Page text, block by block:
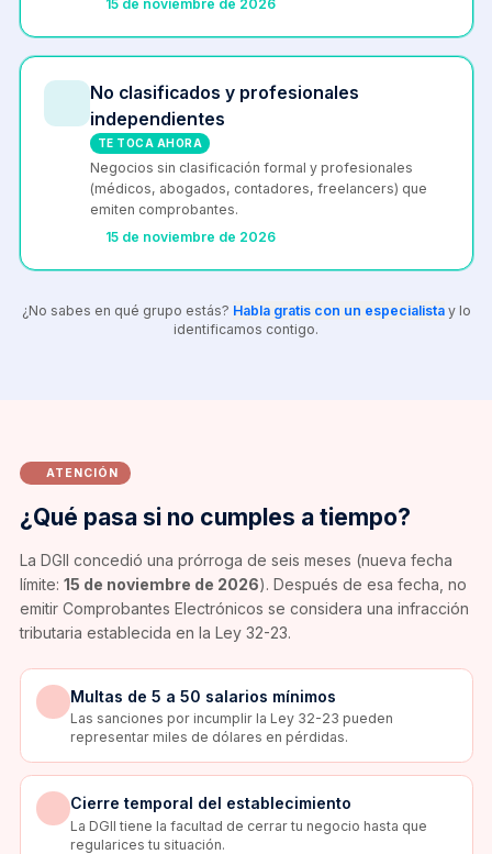
15 de noviembre de 2026
No clasificados y profesionales
independientes
TE TOCA AHORA
Negocios sin clasificación formal y profesionales
(médicos, abogados, contadores, freelancers) que
emiten comprobantes.
15 de noviembre de 2026
¿No sabes en qué grupo estás? Habla gratis con un especialistay lo
identificamos contigo.
ATENCIÓN
¿Qué pasa si no cumples a tiempo?
La DGII concedió una prórroga de seis meses (nueva fecha
límite: 15 de noviembre de 2026). Después de esa fecha, no
emitir Comprobantes Electrónicos se considera una infracción
tributaria establecida en la Ley 32-23.
Multas de 5 a 50 salarios mínimos
Las sanciones por incumplir la Ley 32-23 pueden
representar miles de dólares en pérdidas.
Cierre temporal del establecimiento
La DGII tiene la facultad de cerrar tu negocio hasta que
regularices tu situación.